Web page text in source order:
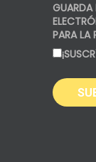
GUARDA
PARA LA